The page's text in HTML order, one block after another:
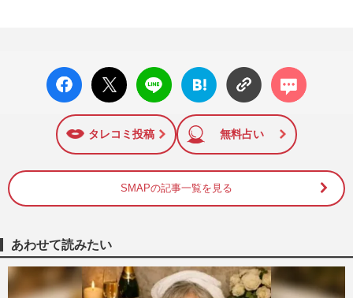
facebo
ok い
X ポス
ト
LINE
はてな
ブック
に追加
コメン
ト
タレコミ投稿 無料占い
SMAPの記事一覧を見る
あわせて読みたい